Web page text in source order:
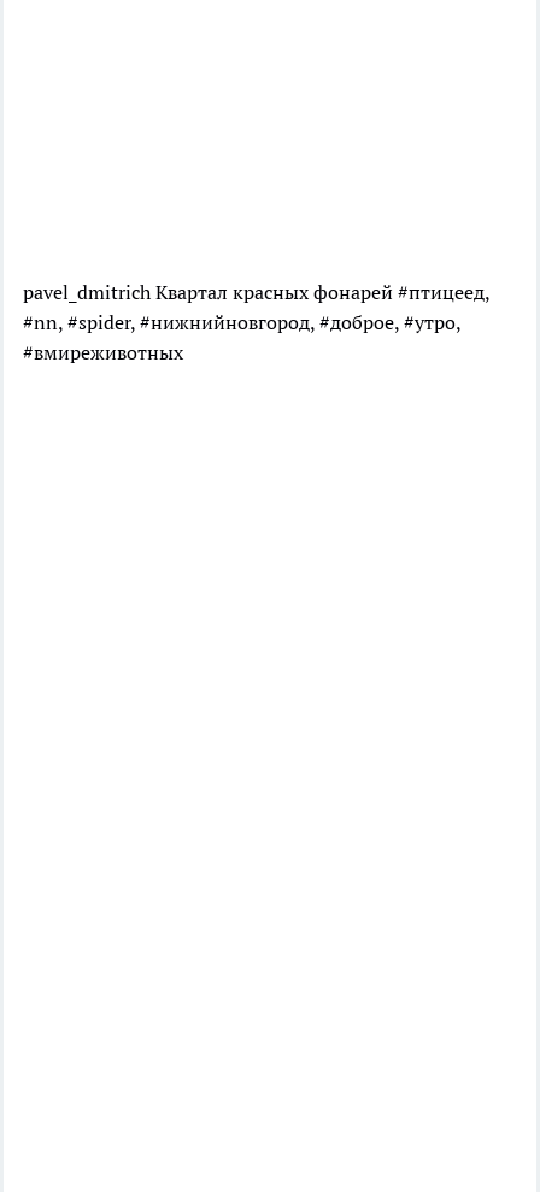
pavel_dmitrich Квартал красных фонарей #птицеед,
#nn, #spider, #нижнийновгород, #доброе, #утро,
#вмиреживотных